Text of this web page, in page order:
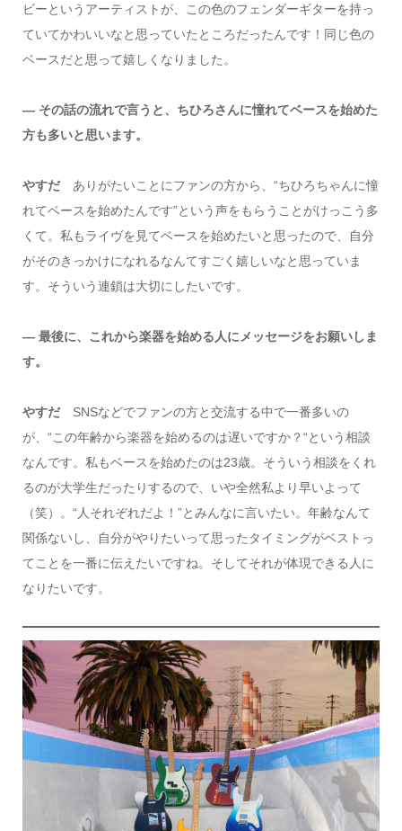
ビーというアーティストが、この色のフェンダーギターを持っ
ていてかわいいなと思っていたところだったんです！同じ色の
ベースだと思って嬉しくなりました。
― その話の流れで言うと、ちひろさんに憧れてベースを始めた
方も多いと思います。
やすだ ありがたいことにファンの方から、“ちひろちゃんに憧
れてベースを始めたんです”という声をもらうことがけっこう多
くて。私もライヴを見てベースを始めたいと思ったので、自分
がそのきっかけになれるなんてすごく嬉しいなと思っていま
す。そういう連鎖は大切にしたいです。
― 最後に、これから楽器を始める人にメッセージをお願いしま
す。
やすだ SNSなどでファンの方と交流する中で一番多いの
が、“この年齢から楽器を始めるのは遅いですか？“という相談
なんです。私もベースを始めたのは23歳。そういう相談をくれ
るのが大学生だったりするので、いや全然私より早いよって
（笑）。“人それぞれだよ！”とみんなに言いたい。年齢なんて
関係ないし、自分がやりたいって思ったタイミングがベストっ
てことを一番に伝えたいですね。そしてそれが体現できる人に
なりたいです。